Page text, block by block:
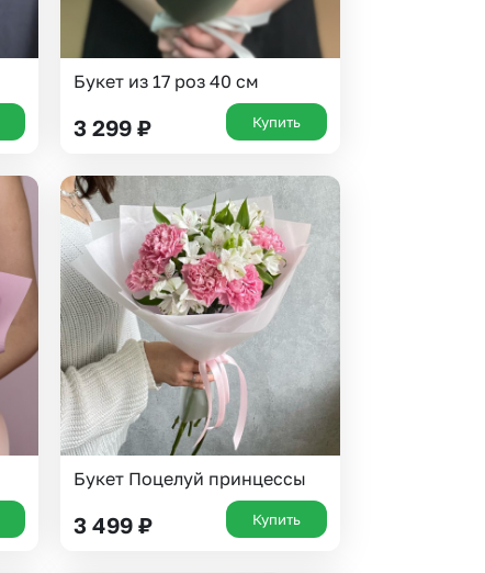
Букет из 17 роз 40 см
3 299 ₽ Купить
Букет Поцелуй принцессы
3 499 ₽ Купить